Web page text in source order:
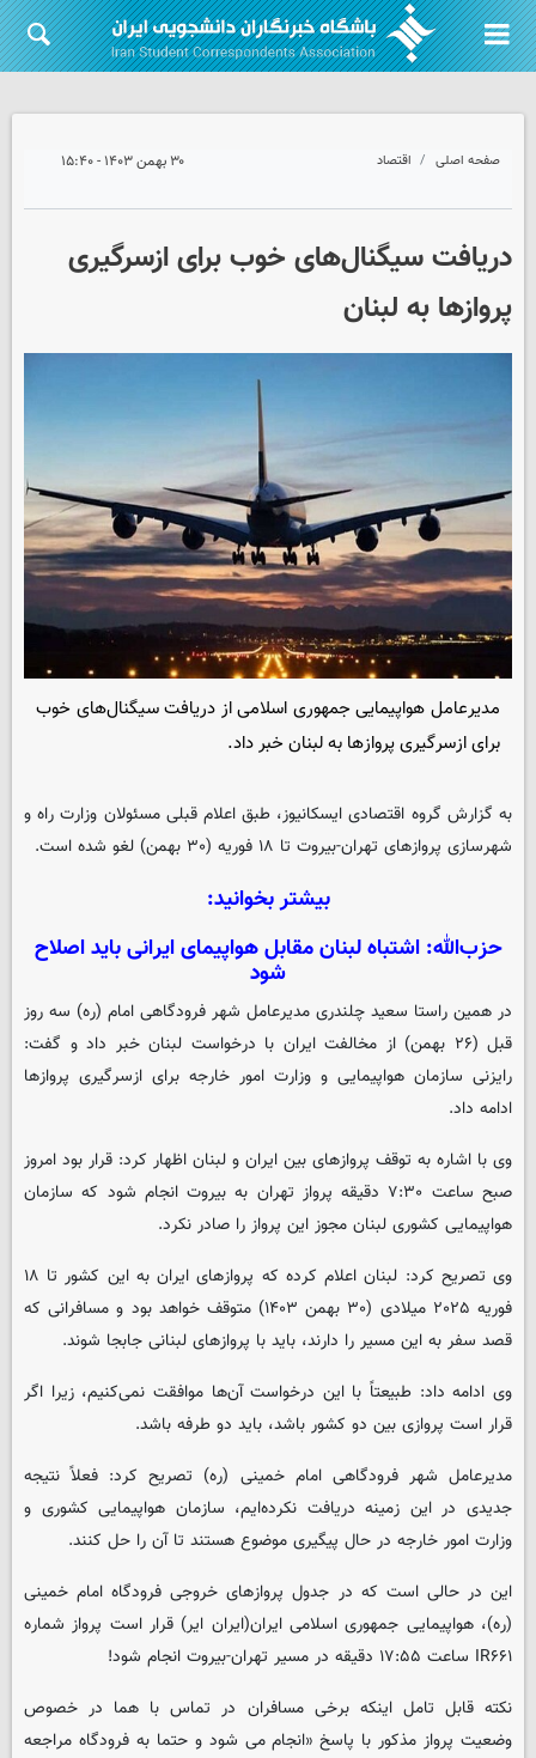
صفحه اصلی اقتصاد ۳۰ بهمن ۱۴۰۳ - ۱۵:۴۰
دریافت سیگنال‌های خوب برای ازسرگیری
پروازها به لبنان
مدیرعامل هواپیمایی جمهوری اسلامی از دریافت سیگنال‌های خوب
برای ازسرگیری پروازها به لبنان خبر داد.
به گزارش گروه اقتصادی ایسکانیوز، طبق اعلام قبلی مسئولان وزارت راه و
شهرسازی پروازهای تهران-بیروت تا ۱۸ فوریه (۳۰ بهمن) لغو شده است.
بیشتر بخوانید:
حزب‌الله: اشتباه لبنان مقابل هواپیمای ایرانی باید اصلاح
شود
در همین راستا سعید چلندری مدیرعامل شهر فرودگاهی امام (ره) سه روز
قبل (۲۶ بهمن) از مخالفت ایران با درخواست لبنان خبر داد و گفت:
رایزنی سازمان هواپیمایی و وزارت امور خارجه برای ازسرگیری پروازها
ادامه داد.
وی با اشاره به توقف پروازهای بین ایران و لبنان اظهار کرد: قرار بود امروز
صبح ساعت ۷:۳۰ دقیقه پرواز تهران به بیروت انجام شود که سازمان
هواپیمایی کشوری لبنان مجوز این پرواز را صادر نکرد.
وی تصریح کرد: لبنان اعلام کرده که پروازهای ایران به این کشور تا ۱۸
فوریه ۲۰۲۵ میلادی (۳۰ بهمن ۱۴۰۳) متوقف خواهد بود و مسافرانی که
قصد سفر به این مسیر را دارند، باید با پروازهای لبنانی جابجا شوند.
وی ادامه داد: طبیعتاً با این درخواست آن‌ها موافقت نمی‌کنیم، زیرا اگر
قرار است پروازی بین دو کشور باشد، باید دو طرفه باشد.
مدیرعامل شهر فرودگاهی امام خمینی (ره) تصریح کرد: فعلاً نتیجه
جدیدی در این زمینه دریافت نکرده‌ایم، سازمان هواپیمایی کشوری و
وزارت امور خارجه در حال پیگیری موضوع هستند تا آن را حل کنند.
این در حالی است که در جدول پروازهای خروجی فرودگاه امام خمینی
(ره)، هواپیمایی جمهوری اسلامی ایران(ایران ایر) قرار است پرواز شماره
IR۶۶۱ ساعت ۱۷:۵۵ دقیقه در مسیر تهران-بیروت انجام شود!
نکته قابل تامل اینکه برخی مسافران در تماس با هما در خصوص
وضعیت پرواز مذکور با پاسخ «انجام می شود و حتما به فرودگاه مراجعه